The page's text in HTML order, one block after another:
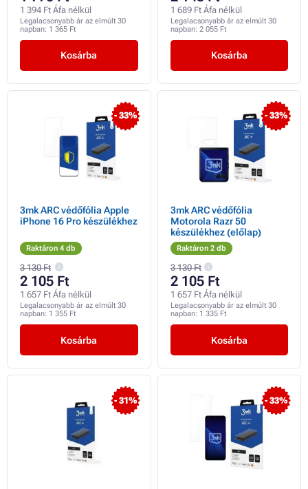
1 394 Ft Áfa nélkül
Legalacsonyabb ár az elmúlt 30
napban: 1 365 Ft
Kosárba
1 689 Ft Áfa nélkül
Legalacsonyabb ár az elmúlt 30
napban: 2 055 Ft
Kosárba
- 33%
3mk ARC védőfólia Apple
iPhone 16 Pro készülékhez
Raktáron 4 db
3 130 Ft
2 105 Ft
1 657 Ft Áfa nélkül
Legalacsonyabb ár az elmúlt 30
napban: 1 355 Ft
Kosárba
- 33%
3mk ARC védőfólia
Motorola Razr 50
készülékhez (előlap)
Raktáron 2 db
3 130 Ft
2 105 Ft
1 657 Ft Áfa nélkül
Legalacsonyabb ár az elmúlt 30
napban: 1 335 Ft
Kosárba
- 31% - 33%